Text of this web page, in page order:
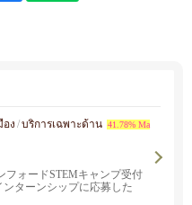
ง /บริการเฉพาะด้าน 41.78% Ma
フォードSTEMキャンプ受付
ターンシップに応募した